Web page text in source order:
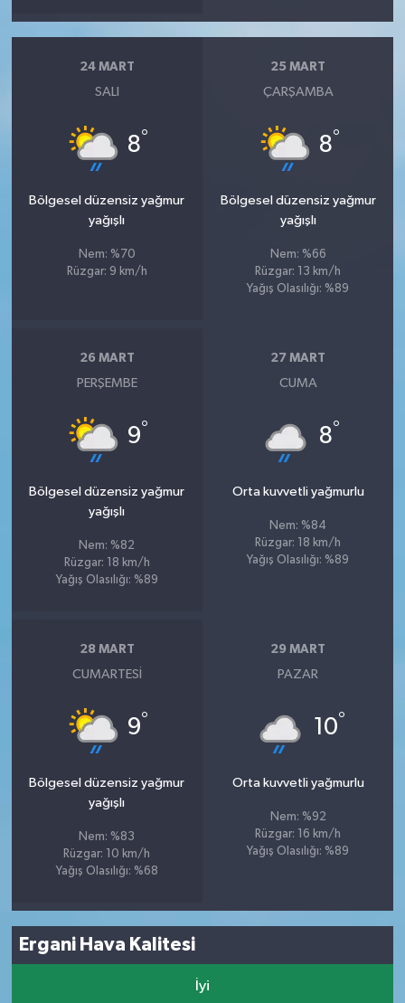
24 MART
SALI
8°
Bölgesel düzensiz yağmur
yağışlı
Nem: %70
Rüzgar: 9 km/h
25 MART
ÇARŞAMBA
8°
Bölgesel düzensiz yağmur
yağışlı
Nem: %66
Rüzgar: 13 km/h
Yağış Olasılığı: %89
26 MART
PERŞEMBE
9°
Bölgesel düzensiz yağmur
yağışlı
Nem: %82
Rüzgar: 18 km/h
Yağış Olasılığı: %89
27 MART
CUMA
8°
Orta kuvvetli yağmurlu
Nem: %84
Rüzgar: 18 km/h
Yağış Olasılığı: %89
28 MART
CUMARTESI
9°
Bölgesel düzensiz yağmur
yağışlı
Nem: %83
Rüzgar: 10 km/h
Yağış Olasılığı: %68
29 MART
PAZAR
10°
Orta kuvvetli yağmurlu
Nem: %92
Rüzgar: 16 km/h
Yağış Olasılığı: %89
Ergani Hava Kalitesi
İyi